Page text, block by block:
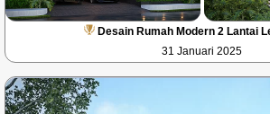
Desain Rumah Modern 2 Lantai
31 Januari 2025